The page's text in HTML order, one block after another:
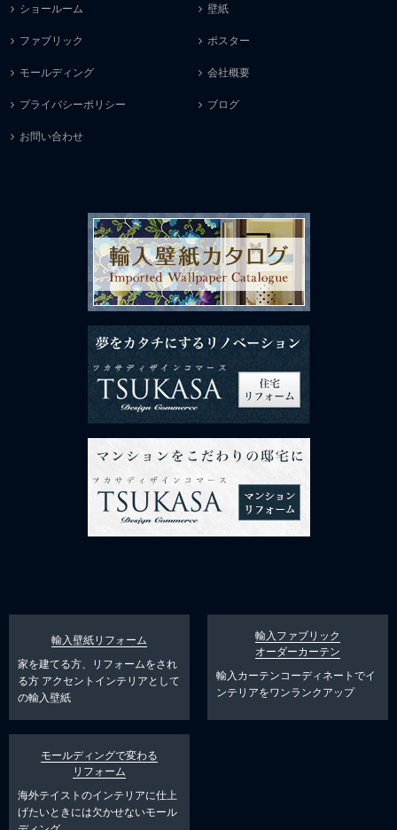
ショールーム 壁紙
ファブリック ポスター
モールディング 会社概要
プライバシーポリシー ブログ
お問い合わせ
輸入壁紙リフォーム
家を建てる方、リフォームをされ
る方 アクセントインテリアとして
の輸入壁紙
輸入ファブリック
オーダーカーテン
輸入カーテンコーディネートでイ
ンテリアをワンランクアップ
モールディングで変わる
リフォーム
海外テイストのインテリアに仕上
げたいときには欠かせないモール